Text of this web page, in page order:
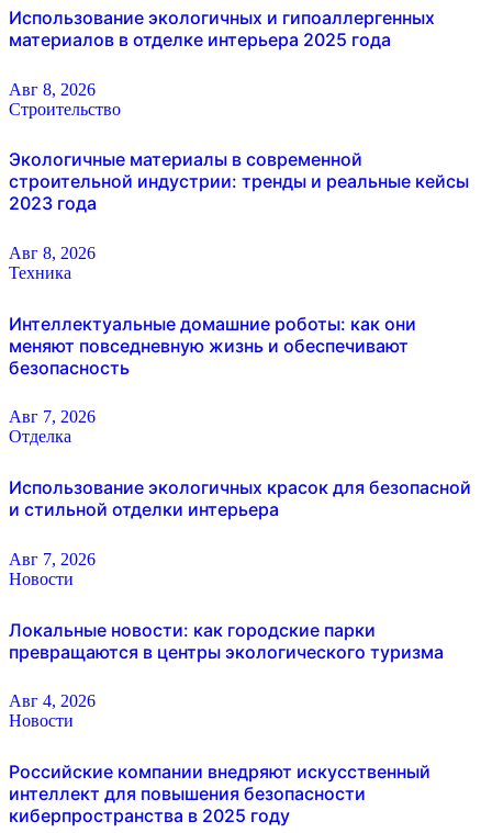
Использование экологичных и гипоаллергенных
материалов в отделке интерьера 2025 года
Авг 8, 2026
Строительство
Экологичные материалы в современной
строительной индустрии: тренды и реальные кейсы
2023 года
Авг 8, 2026
Техника
Интеллектуальные домашние роботы: как они
меняют повседневную жизнь и обеспечивают
безопасность
Авг 7, 2026
Отделка
Использование экологичных красок для безопасной
и стильной отделки интерьера
Авг 7, 2026
Новости
Локальные новости: как городские парки
превращаются в центры экологического туризма
Авг 4, 2026
Новости
Российские компании внедряют искусственный
интеллект для повышения безопасности
киберпространства в 2025 году